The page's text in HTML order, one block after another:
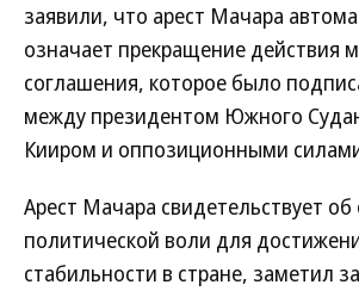
заявили, что арест Мачара
означает прекращение действия
соглашения, которое было
между президентом Южного
Кииром и оппозиционными
Арест Мачара свидетельствует об
политической воли для
стабильности в стране, заметил